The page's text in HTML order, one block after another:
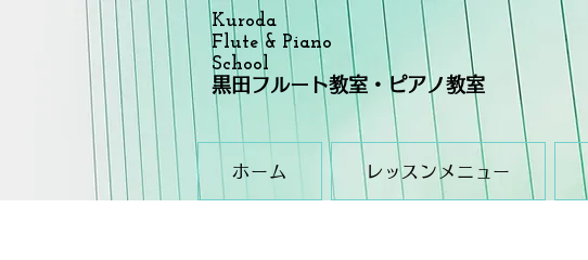
ホーム レッスンメニュー
Kuroda
Flute & Piano
School
黒田フルート教室・ピアノ教室